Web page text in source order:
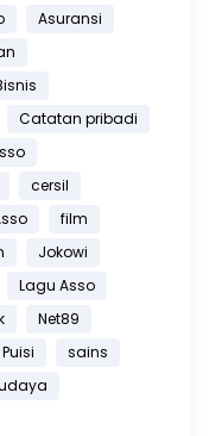
Asuransi
Catatan pribadi
cersil
film
Jokowi
Lagu Asso
Net89
Puisi
sains